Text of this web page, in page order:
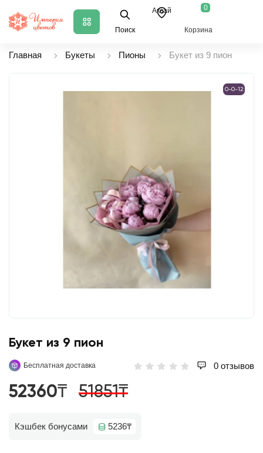
Поиск
Аксай 0
Корзина
Главная Букеты Пионы Букет из 9 пион
0-0-12
Букет из 9 пион
Бесплатная доставка 0 отзывов
52360₸ 51851₸
Кэшбек бонусами 5236₸